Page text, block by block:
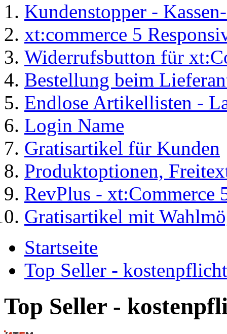
Kundenstopper -
xt:commerce 5
Widerrufsbutton für
Bestellung beim
Endlose Artikellisten -
Login Name
Gratisartikel für Kunden
Produktoptionen,
RevPlus - xt:Commerce
Gratisartikel mit
Startseite
Top Seller -
Top Seller -